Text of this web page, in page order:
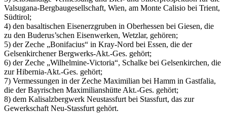
Valsugana-Bergbaugesellschaft, Wien, am Monte Calisio bei Trient,
Südtirol;
4) den basaltischen Eisenerzgruben in Oberhessen bei Giesen, die
zu den Buderus’schen Eisenwerken, Wetzlar, gehören;
5) der Zeche „Bonifacius“ in Kray-Nord bei Essen, die der
Gelsenkirchener Bergwerks-Akt.-Ges. gehört;
6) der Zeche „Wilhelmine-Victoria“, Schalke bei Gelsenkirchen, die
zur Hibernia-Akt.-Ges. gehört;
7) Vermessungen in der Zeche Maximilian bei Hamm in Gastfalia,
die der Bayrischen Maximilianshütte Akt.-Ges. gehört;
8) dem Kalisalzbergwerk Neustassfurt bei Stassfurt, das zur
Gewerkschaft Neu-Stassfurt gehört.